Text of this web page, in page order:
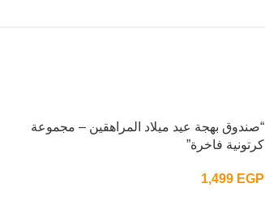
“صندوق بهجة عيد ميلاد المراهقين – مجموعة
كرتونية فاخرة”
1,499 EGP